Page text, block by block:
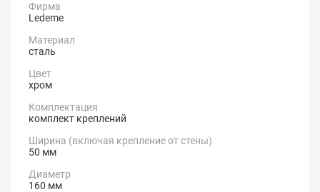
Фирма
Ledeme
Материал
сталь
Цвет
хром
Комплектация
комплект креплений
Ширина (включая крепление от стены)
50 мм
Диаметр
160 мм